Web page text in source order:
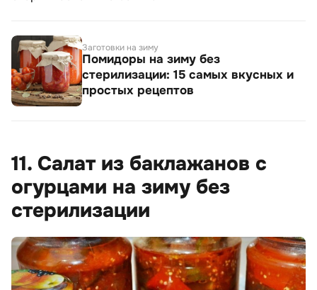
Заготовки на зиму
Помидоры на зиму без
стерилизации: 15 самых вкусных и
простых рецептов
11. Салат из баклажанов с
огурцами на зиму без
стерилизации